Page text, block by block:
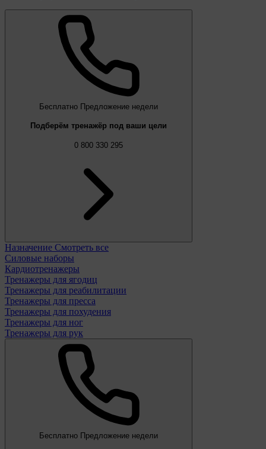
Бесплатно Предложение недели
Подберём тренажёр под ваши цели
0 800 330 295
Назначение Смотреть все
Силовые наборы
Кардиотренажеры
Тренажеры для ягодиц
Тренажеры для реабилитации
Тренажеры для пресса
Тренажеры для похудения
Тренажеры для ног
Тренажеры для рук
Бесплатно Предложение недели